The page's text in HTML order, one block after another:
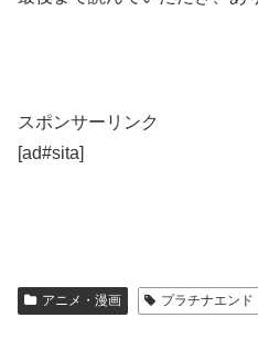
スポンサーリンク
[ad#sita]
アニメ・漫画 プラチナエンド